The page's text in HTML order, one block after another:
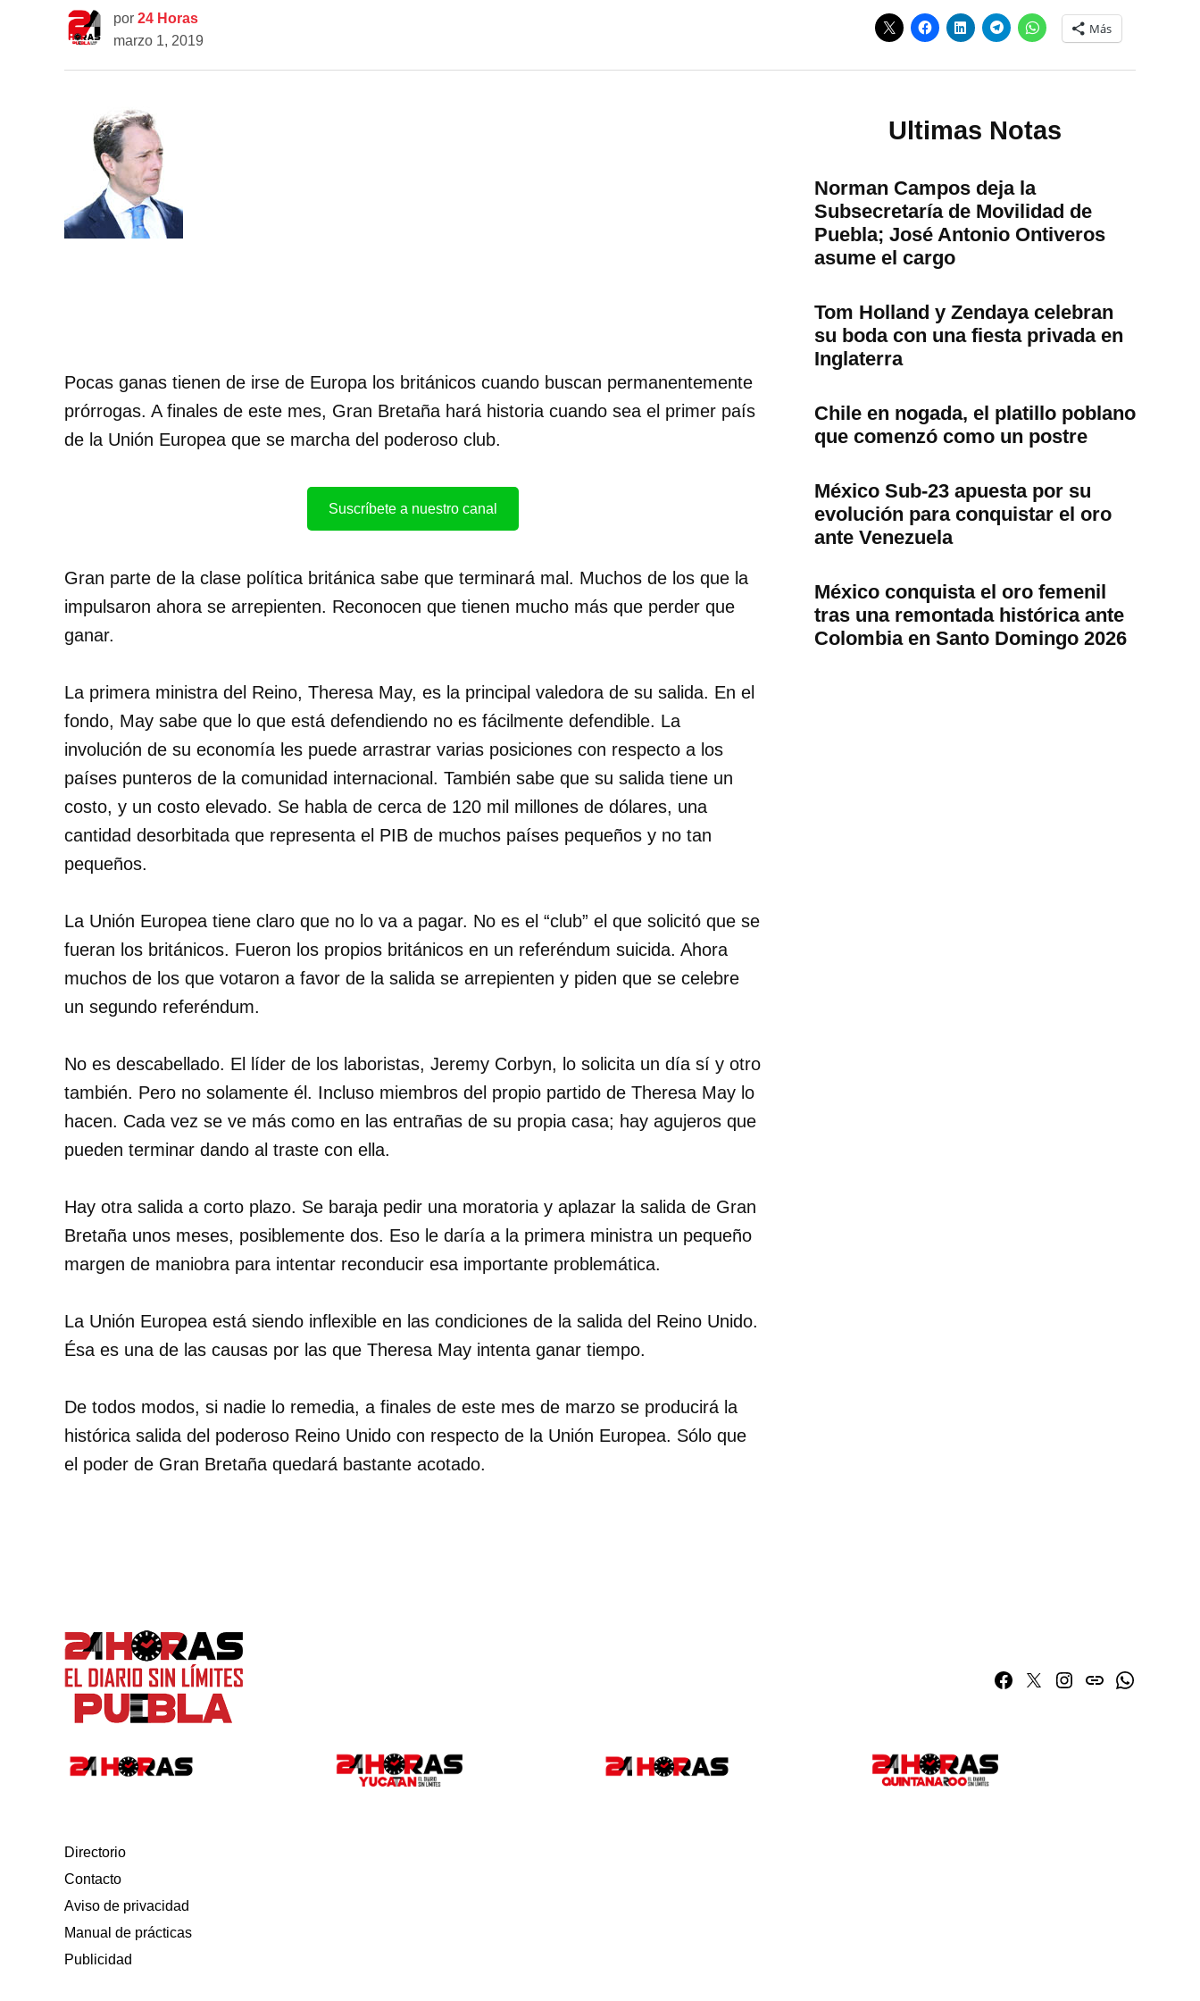
por 24 Horas
marzo 1, 2019
Más
Pocas ganas tienen de irse de Europa los británicos cuando buscan permanentemente
prórrogas. A finales de este mes, Gran Bretaña hará historia cuando sea el primer país
de la Unión Europea que se marcha del poderoso club.
Suscríbete a nuestro canal
Gran parte de la clase política británica sabe que terminará mal. Muchos de los que la
impulsaron ahora se arrepienten. Reconocen que tienen mucho más que perder que
ganar.
La primera ministra del Reino, Theresa May, es la principal valedora de su salida. En el
fondo, May sabe que lo que está defendiendo no es fácilmente defendible. La
involución de su economía les puede arrastrar varias posiciones con respecto a los
países punteros de la comunidad internacional. También sabe que su salida tiene un
costo, y un costo elevado. Se habla de cerca de 120 mil millones de dólares, una
cantidad desorbitada que representa el PIB de muchos países pequeños y no tan
pequeños.
La Unión Europea tiene claro que no lo va a pagar. No es el “club” el que solicitó que se
fueran los británicos. Fueron los propios británicos en un referéndum suicida. Ahora
muchos de los que votaron a favor de la salida se arrepienten y piden que se celebre
un segundo referéndum.
No es descabellado. El líder de los laboristas, Jeremy Corbyn, lo solicita un día sí y otro
también. Pero no solamente él. Incluso miembros del propio partido de Theresa May lo
hacen. Cada vez se ve más como en las entrañas de su propia casa; hay agujeros que
pueden terminar dando al traste con ella.
Hay otra salida a corto plazo. Se baraja pedir una moratoria y aplazar la salida de Gran
Bretaña unos meses, posiblemente dos. Eso le daría a la primera ministra un pequeño
margen de maniobra para intentar reconducir esa importante problemática.
La Unión Europea está siendo inflexible en las condiciones de la salida del Reino Unido.
Ésa es una de las causas por las que Theresa May intenta ganar tiempo.
De todos modos, si nadie lo remedia, a finales de este mes de marzo se producirá la
histórica salida del poderoso Reino Unido con respecto de la Unión Europea. Sólo que
el poder de Gran Bretaña quedará bastante acotado.
Ultimas Notas
Norman Campos deja la
Subsecretaría de Movilidad de
Puebla; José Antonio Ontiveros
asume el cargo
Tom Holland y Zendaya celebran
su boda con una fiesta privada en
Inglaterra
Chile en nogada, el platillo poblano
que comenzó como un postre
México Sub-23 apuesta por su
evolución para conquistar el oro
ante Venezuela
México conquista el oro femenil
tras una remontada histórica ante
Colombia en Santo Domingo 2026
Facebook
TwitterInstagram
issuuWhatsapp
Directorio
Contacto
Aviso de privacidad
Manual de prácticas
Publicidad